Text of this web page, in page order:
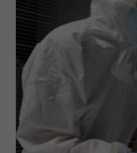
A fost infectat cu